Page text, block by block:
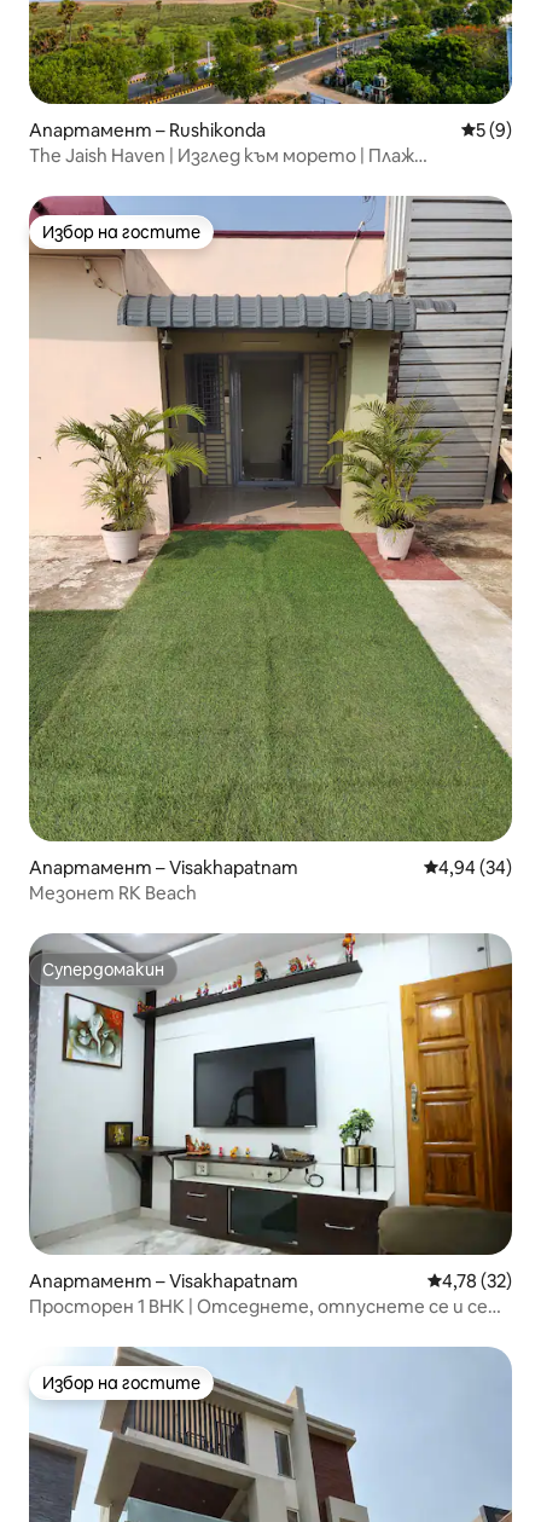
Апартамент – Rushikonda Средна
5 (9)
The Jaish Haven | Изглед към морето | Плаж
Избор на гостите
Избор на гостите
Апартамент – Visakhapatnam Средна
4,94 (34)
Мезонет RK Beach
Супердомакин
Супердомакин
Апартамент – Visakhapatnam Средна
4,78 (32)
Просторен 1 BHK | Отседнете, отпуснете се и се
Избор на гостите
Избор на гостите